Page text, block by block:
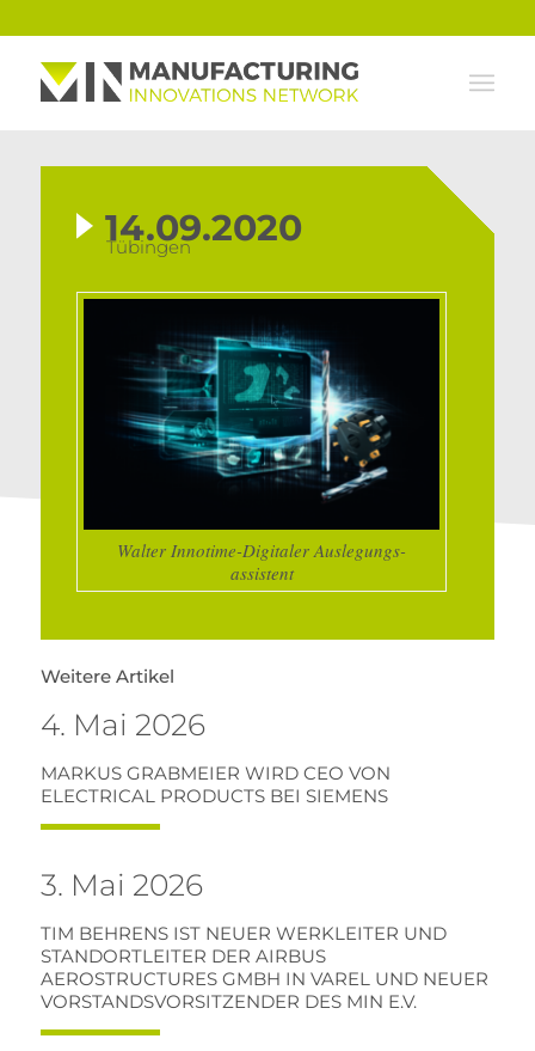
14.09.2020
Tübingen
Walter Innotime-Digitaler Auslegungs-
assistent
Weitere Artikel
4. Mai 2026
MARKUS GRABMEIER WIRD CEO VON
ELECTRICAL PRODUCTS BEI SIEMENS
3. Mai 2026
TIM BEHRENS IST NEUER WERKLEITER UND
STANDORTLEITER DER AIRBUS
AEROSTRUCTURES GMBH IN VAREL UND NEUER
VORSTANDSVORSITZENDER DES MIN E.V.